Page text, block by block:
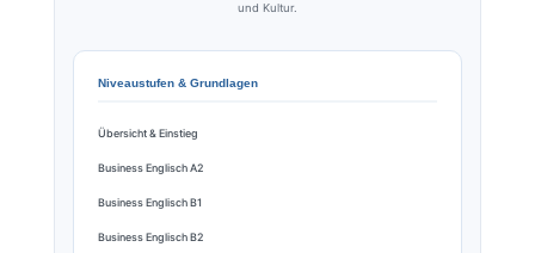
und Kultur.
Niveaustufen & Grundlagen
Übersicht & Einstieg
Business Englisch A2
Business Englisch B1
Business Englisch B2